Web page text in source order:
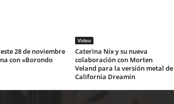
28 de noviembre
con «Borondo
Video
Caterina Nix y su nueva
colaboración con Morten
Veland para la versión metal de
California Dreamin